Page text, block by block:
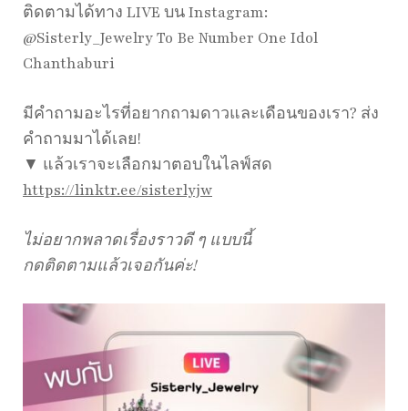
ติดตามได้ทาง LIVE บน Instagram:
@Sisterly_Jewelry To Be Number One Idol
Chanthaburi
มีคำถามอะไรที่อยากถามดาวและเดือนของเรา? ส่ง
คำถามมาได้เลย!
▼ แล้วเราจะเลือกมาตอบในไลฟ์สด
https://linktr.ee/sisterlyjw
ไม่อยากพลาดเรื่องราวดี ๆ แบบนี้
กดติดตามแล้วเจอกันค่ะ!